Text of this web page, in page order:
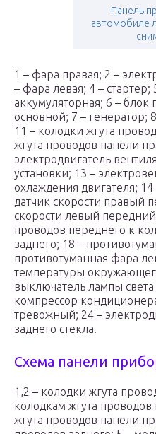
Панель
автомобиле
1 – фара правая; 2 –
– фара левая; 4 – стартер;
аккумуляторная; 6 – блок
основной; 7 – генератор;
11 – колодки жгута
жгута проводов панели
электродвигатель
установки; 13 –
охлаждения двигателя;
датчик скорости правый
скорости левый
проводов переднего к
заднего; 18 –
противотуманная фара
температуры
выключатель лампы света
компрессор
тревожный; 24 –
заднего стекла.
Схема панели
1,2 – колодки жгута
колодкам жгута
жгута проводов панели